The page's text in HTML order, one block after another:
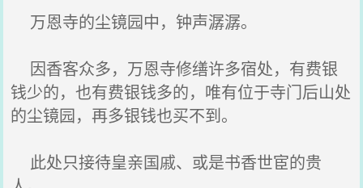
万恩寺的尘镜园中，钟声潺潺。
因香客众多，万恩寺修缮许多宿处，有费银
钱少的，也有费银钱多的，唯有位于寺门后山处
的尘镜园，再多银钱也买不到。
此处只接待皇亲国戚、或是书香世宦的贵